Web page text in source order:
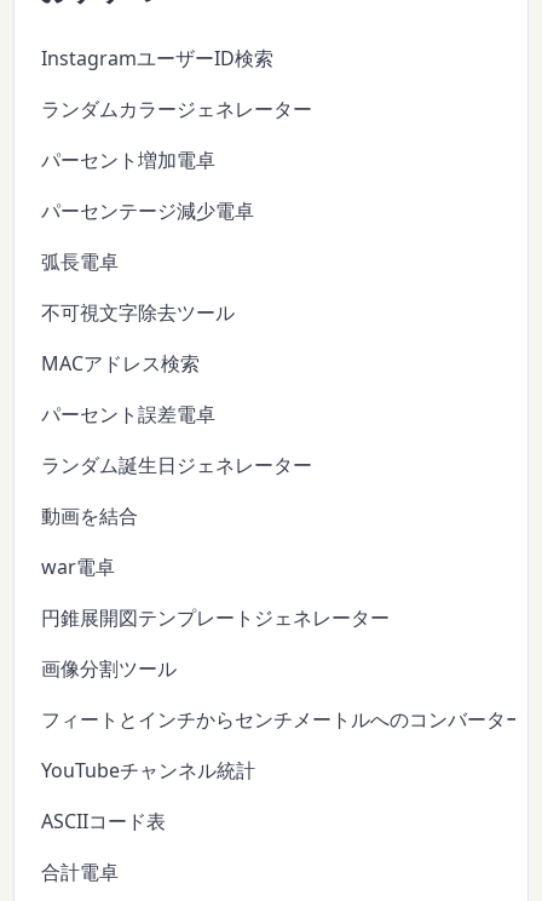
InstagramユーザーID検索
ランダムカラージェネレーター
パーセント増加電卓
パーセンテージ減少電卓
弧長電卓
不可視文字除去ツール
MACアドレス検索
パーセント誤差電卓
ランダム誕生日ジェネレーター
動画を結合
war電卓
円錐展開図テンプレートジェネレーター
画像分割ツール
フィートとインチからセンチメートルへのコンバーター
YouTubeチャンネル統計
ASCIIコード表
合計電卓